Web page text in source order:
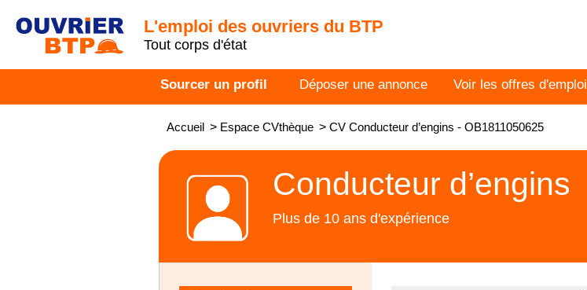
L'emploi des ouvriers du BTP
Tout corps d'état
Sourcer un profil Déposer une annonce Voir les offres d'emploi
Accueil > Espace CVthèque > CV Conducteur d’engins - OB1811050625
Conducteur d’engins
Plus de 10 ans d'expérience